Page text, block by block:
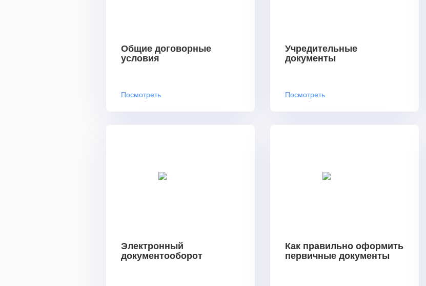
Общие договорные
условия
Посмотреть
Учредительные
документы
Посмотреть
Электронный
документооборот
Как правильно оформить
первичные документы